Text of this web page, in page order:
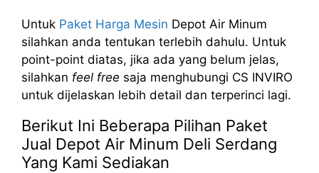
Untuk Paket Harga Mesin Depot Air Minum
silahkan anda tentukan terlebih dahulu. Untuk
point-point diatas, jika ada yang belum jelas,
silahkan feel free saja menghubungi CS INVIRO
untuk dijelaskan lebih detail dan terperinci lagi.
Berikut Ini Beberapa Pilihan Paket
Jual Depot Air Minum Deli Serdang
Yang Kami Sediakan